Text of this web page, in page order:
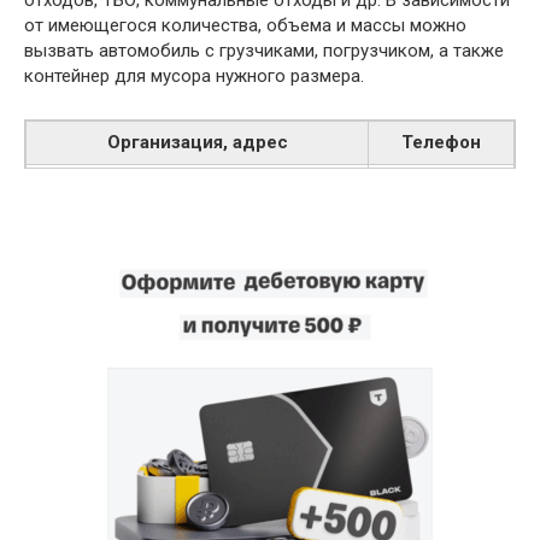
от имеющегося количества, объема и массы можно
вызвать автомобиль с грузчиками, погрузчиком, а также
контейнер для мусора нужного размера.
Организация, адрес
Телефон
г. Калининград, проспект Мира, 7
8 (4012) 77-
г. Калининград, улица Александра
Невского, 142
8 (4012) 31-
15-32,
8 (4012) 31-
15-33
8 (800) 200-